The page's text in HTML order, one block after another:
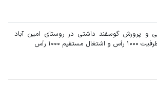
و پرورش گوسفند داشتی در روستای امین آباد
1000 رأس